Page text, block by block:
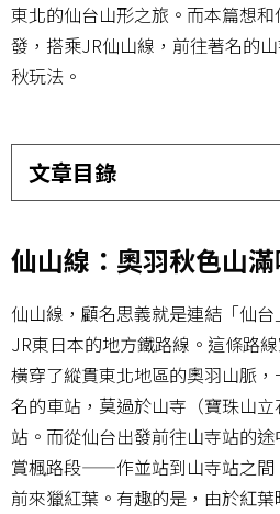
東北的仙台山形之旅。而本篇想
發，搭乘JR仙山線，前往著名的
秋玩法。
文章目錄
仙山線：奧羽秋色山
仙山線，顧名思義就是連結「仙
JR東日本的地方鐵路線。這條路
橫穿了縱貫東北地區的奧羽山脈
名的車站，莫過於山寺（寶珠山立
站。而從仙台出發前往山寺站的
賞楓路段——作並站到山寺站之間
前來獵紅葉。有趣的是，由於紅